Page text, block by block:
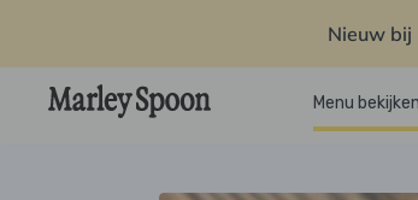
Nieuw bij
Menu bekijken